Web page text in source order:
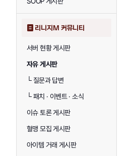
리니지M 커뮤니티
서버 현황 게시판
자유 게시판
└질문과 답변
└패치 · 이벤트 · 소식
이슈 토론 게시판
혈맹 모집 게시판
아이템 거래 게시판